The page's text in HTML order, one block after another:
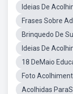
Ideias De
Frases Sobre
Brinquedo De
Ideias De
18 DeMaio
Foto
Acolhidas